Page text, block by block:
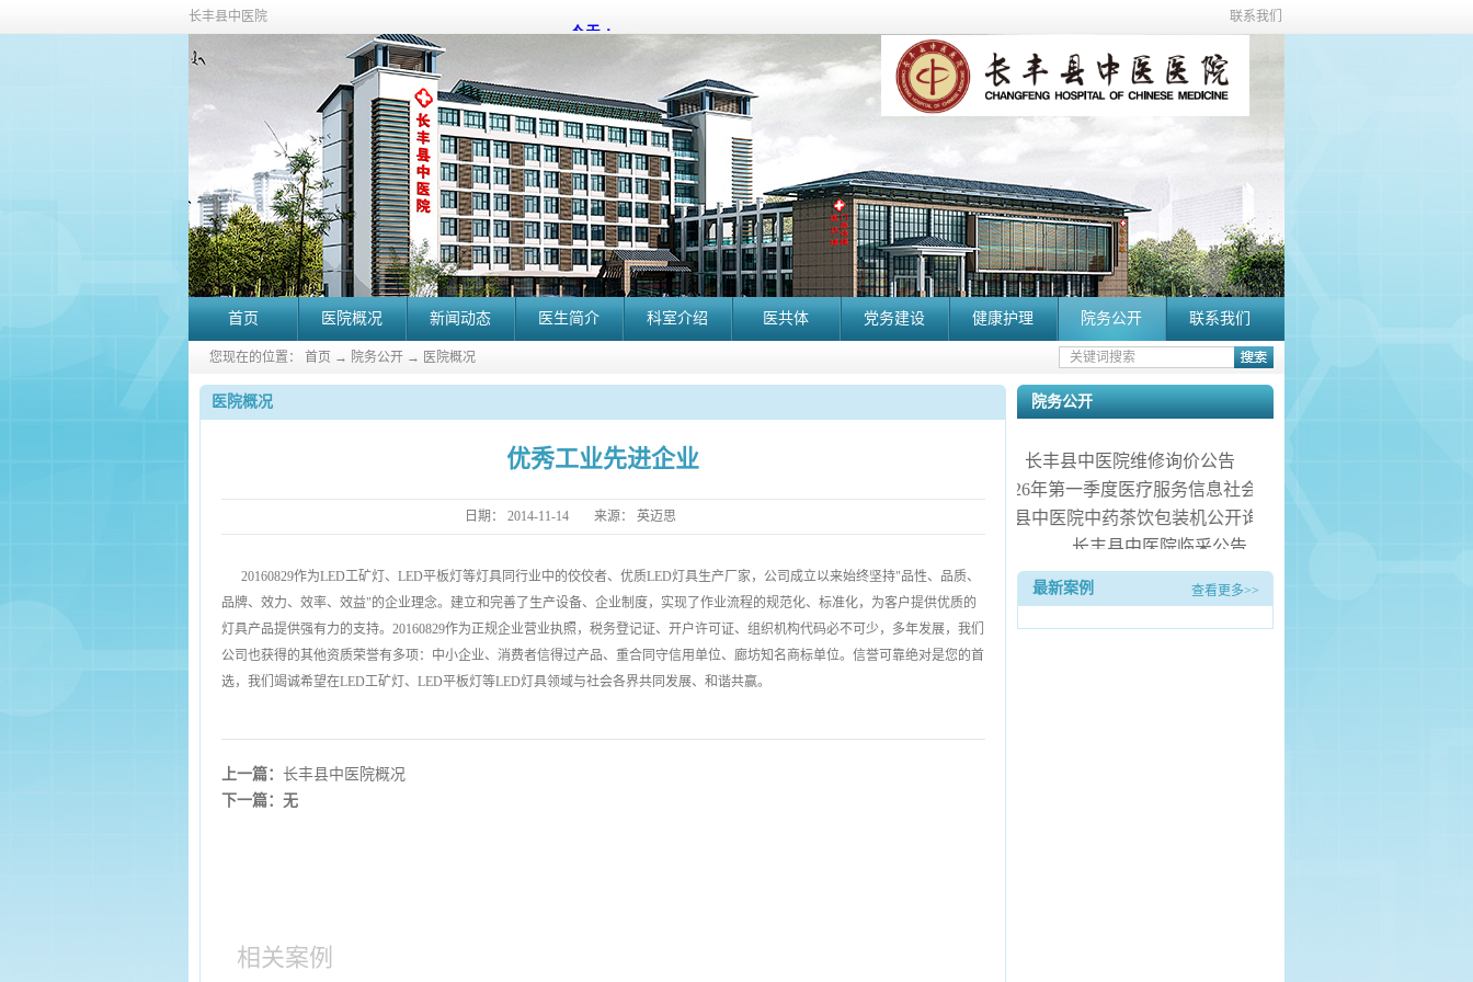
长丰县中医院 联系我们
首页 医院概况 新闻动态 医生简介 科室介绍 医共体 党务建设 健康护理 院务公开 联系我们
您现在的位置： 首页 → 院务公开 → 医院概况
院务公开
长丰县中医院维修询价公告
长丰县中医院2026年第一季度医疗服务信息社会公开
长丰县中医院中药茶饮包装机公开询价公告
长丰县中医院临采公告
长丰县中医院询价公告
长丰县中医院病房电热水器安装服务项目（二次） 中标候选人
最新案例 查看更多>>
医院概况
优秀工业先进企业
日期： 2014-11-14 来源： 英迈思
20160829作为LED工矿灯、LED平板灯等灯具同行业中的佼佼者、优质LED灯具生产厂家，公司成立以来始终坚持"品性、品质、
品牌、效力、效率、效益"的企业理念。建立和完善了生产设备、企业制度，实现了作业流程的规范化、标准化，为客户提供优质的
灯具产品提供强有力的支持。20160829作为正规企业营业执照，税务登记证、开户许可证、组织机构代码必不可少，多年发展，我们
公司也获得的其他资质荣誉有多项：中小企业、消费者信得过产品、重合同守信用单位、廊坊知名商标单位。信誉可靠绝对是您的首
选，我们竭诚希望在LED工矿灯、LED平板灯等LED灯具领域与社会各界共同发展、和谐共赢。
上一篇： 长丰县中医院概况
下一篇：无
相关案例